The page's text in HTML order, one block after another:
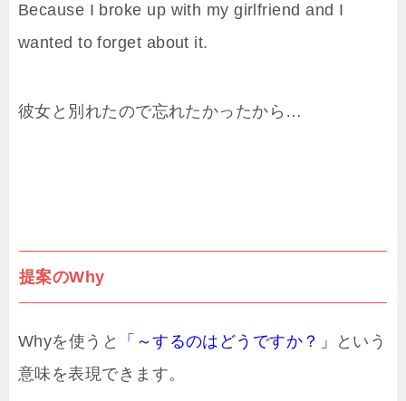
Because I broke up with my girlfriend and I
wanted to forget about it.
彼女と別れたので忘れたかったから…
提案のWhy
Whyを使うと 「～するのはどうですか？」
という
意味を表現できます。